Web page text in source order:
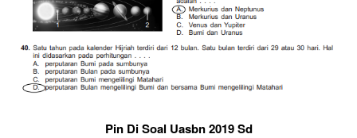
Pin Di Soal Uasbn 2019 Sd